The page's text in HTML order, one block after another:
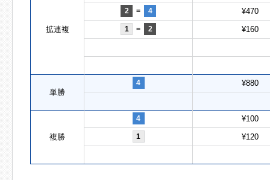
拡連複
2 = 4 ¥470
1 = 2 ¥160
単勝
4 ¥880
複勝
4 ¥100
1 ¥120